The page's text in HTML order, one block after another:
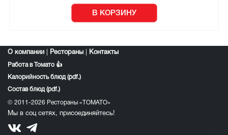
В КОРЗИНУ
О компании Рестораны Контакты
Работа в Томато 👍
Калорийность блюд (pdf.)
Состав блюд (pdf.)
© 2011-2026 Рестораны «ТОМАТО»
Мы в соц сетях, присоединяйтесь!